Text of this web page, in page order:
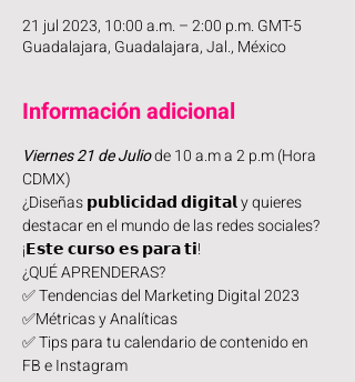
21 jul 2023, 10:00 a.m. – 2:00 p.m. GMT-5
Guadalajara, Guadalajara, Jal., México
Información adicional
Viernes 21 de Julio de 10 a.m a 2 p.m (Hora
CDMX)
¿Diseñas 𝗽𝘂𝗯𝗹𝗶𝗰𝗶𝗱𝗮𝗱 𝗱𝗶𝗴𝗶𝘁𝗮𝗹 y quieres
destacar en el mundo de las redes sociales?
¡𝗘𝘀𝘁𝗲 𝗰𝘂𝗿𝘀𝗼 𝗲𝘀 𝗽𝗮𝗿𝗮 𝘁𝗶!
¿QUÉ APRENDERAS?
✅ Tendencias del Marketing Digital 2023
✅Métricas y Analíticas
✅ Tips para tu calendario de contenido en
FB e Instagram